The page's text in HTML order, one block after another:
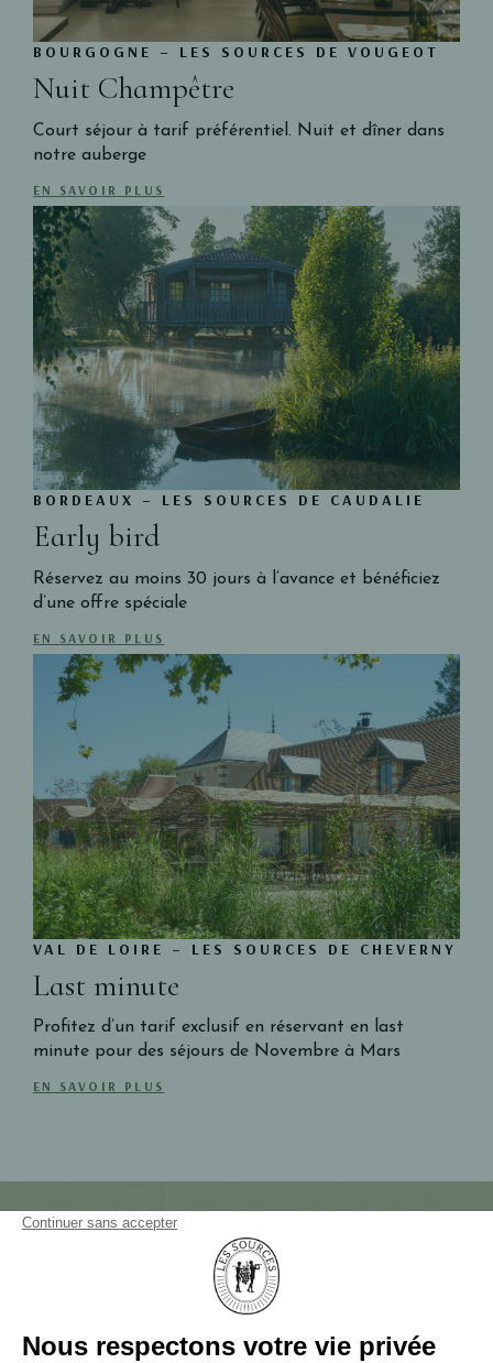
BOURGOGNE – LES SOURCES DE VOUGEOT
Nuit Champêtre
Court séjour à tarif préférentiel. Nuit et dîner dans
notre auberge
EN SAVOIR PLUS
BORDEAUX – LES SOURCES DE CAUDALIE
Early bird
Réservez au moins 30 jours à l’avance et bénéficiez
d’une offre spéciale
EN SAVOIR PLUS
VAL DE LOIRE – LES SOURCES DE CHEVERNY
Last minute
Profitez d’un tarif exclusif en réservant en last
minute pour des séjours de Novembre à Mars
EN SAVOIR PLUS
NOUS CONTACTER